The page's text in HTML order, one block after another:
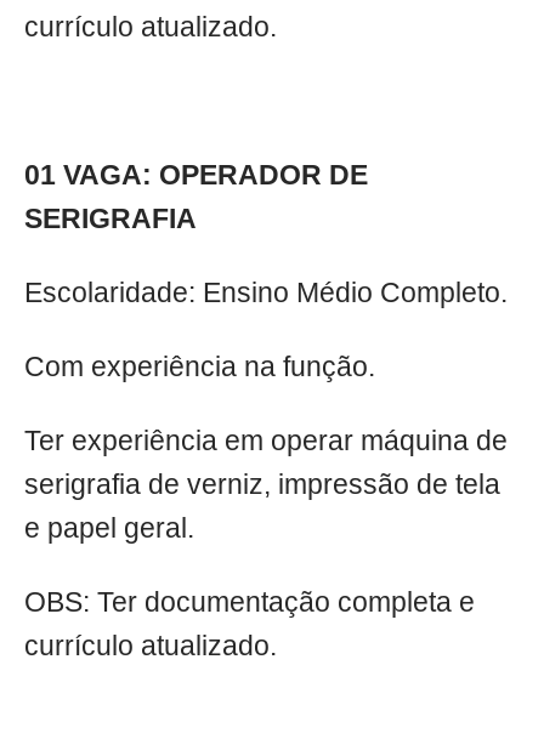
currículo atualizado.
01 VAGA: OPERADOR DE
SERIGRAFIA
Escolaridade: Ensino Médio Completo.
Com experiência na função.
Ter experiência em operar máquina de
serigrafia de verniz, impressão de tela
e papel geral.
OBS: Ter documentação completa e
currículo atualizado.